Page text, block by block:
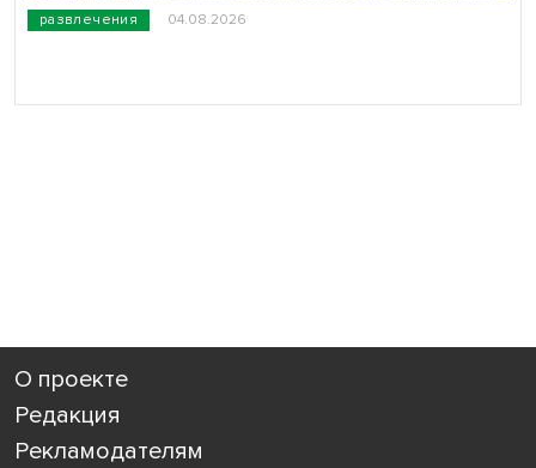
развлечения 04.08.2026
О проекте
Редакция
Рекламодателям